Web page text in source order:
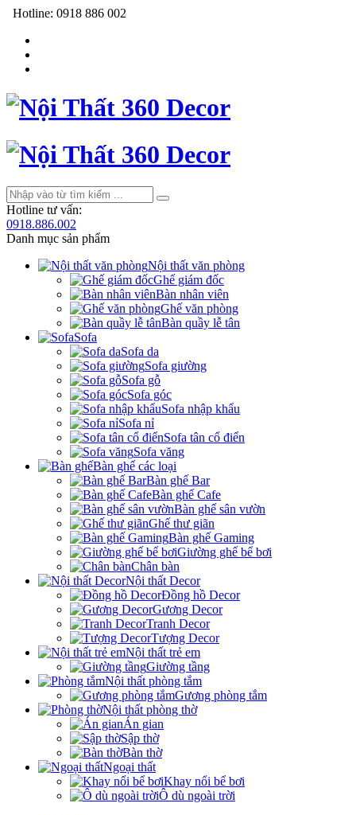
Hotline: 0918 886 002
Hotline tư vấn:
0918.886.002
Danh mục sản phẩm
Nội thất văn phòng
Ghế giám đốc
Bàn nhân viên
Ghế văn phòng
Bàn quầy lễ tân
Sofa
Sofa da
Sofa giường
Sofa gỗ
Sofa góc
Sofa nhập khẩu
Sofa nỉ
Sofa tân cổ điển
Sofa văng
Bàn ghế các loại
Bàn ghế Bar
Bàn ghế Cafe
Bàn ghế sân vườn
Ghế thư giãn
Bàn ghế Gaming
Giường ghế bể bơi
Chân bàn
Nội thất Decor
Đồng hồ Decor
Gương Decor
Tranh Decor
Tượng Decor
Nội thất trẻ em
Giường tầng
Nội thất phòng tắm
Gương phòng tắm
Nội thất phòng thờ
Án gian
Sập thờ
Bàn thờ
Ngoại thất
Khay nổi bể bơi
Ô dù ngoài trời